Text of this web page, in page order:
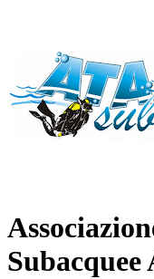
Subacquee